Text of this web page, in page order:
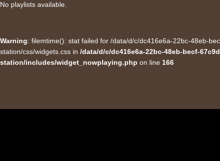
No playlists available.
Warning: filemtime(): stat failed for /data/d/c/dc416e6a-22bc-48eb-
station/css/widgets.css in /data/d/c/dc416e6a-22bc-48eb-becf-
station/includes/widget_nowplaying.php on line 166